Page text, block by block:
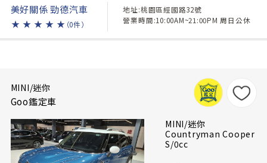
美好關係 勁德汽車
★ ★ ★ ★ ★ （0件）
地址:桃園區經國路32號
營業時間:10:00AM~21:00PM 周日公休
MINI/迷你
Goo鑑定車
MINI/迷你
Countryman Cooper
S/0cc